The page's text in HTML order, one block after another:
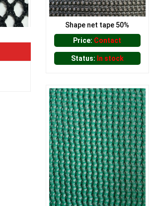
Shape net tape 50%
Price: Contact
Status: In stock